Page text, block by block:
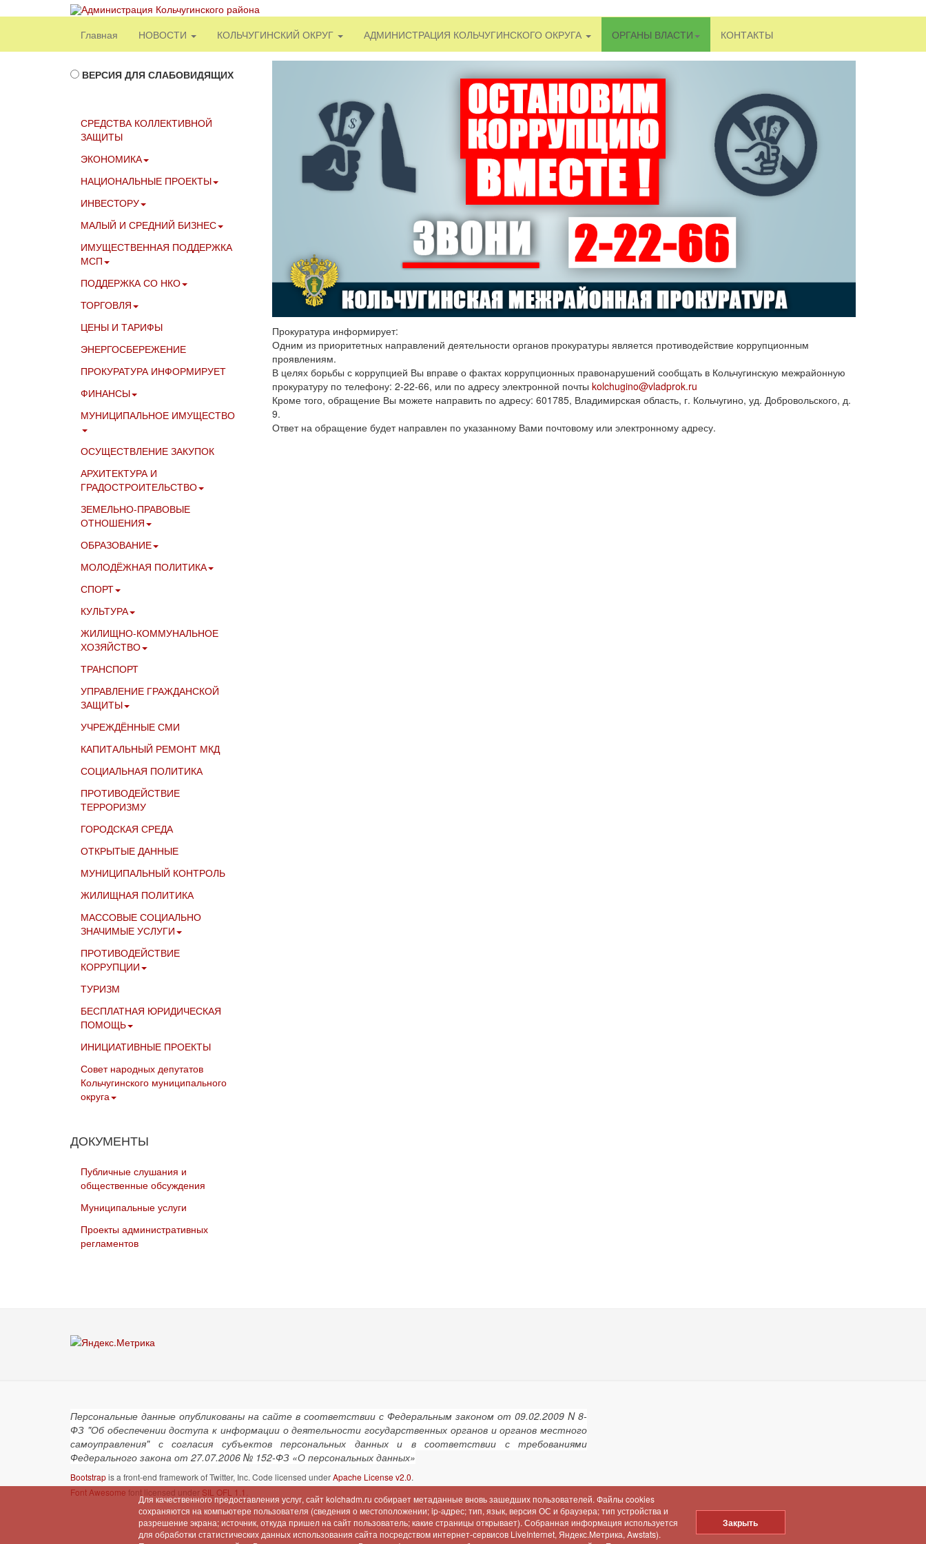
Главная НОВОСТИ КОЛЬЧУГИНСКИЙ ОКРУГ АДМИНИСТРАЦИЯ КОЛЬЧУГИНСКОГО ОКРУГА ОРГАНЫ ВЛАСТИ КОНТАКТЫ
Прокуратура информирует:
Одним из приоритетных направлений деятельности органов прокуратуры является противодействие коррупционным
проявлениям.
В целях борьбы с коррупцией Вы вправе о фактах коррупционных правонарушений сообщать в Кольчугинскую межрайонную
прокуратуру по телефону: 2-22-66, или по адресу электронной почты kolchugino@vladprok.ru
Кроме того, обращение Вы можете направить по адресу: 601785, Владимирская область, г. Кольчугино, уд. Добровольского, д.
9.
Ответ на обращение будет направлен по указанному Вами почтовому или электронному адресу.
ВЕРСИЯ ДЛЯ СЛАБОВИДЯЩИХ
СРЕДСТВА КОЛЛЕКТИВНОЙ
ЗАЩИТЫ
ЭКОНОМИКА
НАЦИОНАЛЬНЫЕ ПРОЕКТЫ
ИНВЕСТОРУ
МАЛЫЙ И СРЕДНИЙ БИЗНЕС
ИМУЩЕСТВЕННАЯ ПОДДЕРЖКА
МСП
ПОДДЕРЖКА СО НКО
ТОРГОВЛЯ
ЦЕНЫ И ТАРИФЫ
ЭНЕРГОСБЕРЕЖЕНИЕ
ПРОКУРАТУРА ИНФОРМИРУЕТ
ФИНАНСЫ
МУНИЦИПАЛЬНОЕ ИМУЩЕСТВО
ОСУЩЕСТВЛЕНИЕ ЗАКУПОК
АРХИТЕКТУРА И
ГРАДОСТРОИТЕЛЬСТВО
ЗЕМЕЛЬНО-ПРАВОВЫЕ
ОТНОШЕНИЯ
ОБРАЗОВАНИЕ
МОЛОДЁЖНАЯ ПОЛИТИКА
СПОРТ
КУЛЬТУРА
ЖИЛИЩНО-КОММУНАЛЬНОЕ
ХОЗЯЙСТВО
ТРАНСПОРТ
УПРАВЛЕНИЕ ГРАЖДАНСКОЙ
ЗАЩИТЫ
УЧРЕЖДЁННЫЕ СМИ
КАПИТАЛЬНЫЙ РЕМОНТ МКД
СОЦИАЛЬНАЯ ПОЛИТИКА
ПРОТИВОДЕЙСТВИЕ
ТЕРРОРИЗМУ
ГОРОДСКАЯ СРЕДА
ОТКРЫТЫЕ ДАННЫЕ
МУНИЦИПАЛЬНЫЙ КОНТРОЛЬ
ЖИЛИЩНАЯ ПОЛИТИКА
МАССОВЫЕ СОЦИАЛЬНО
ЗНАЧИМЫЕ УСЛУГИ
ПРОТИВОДЕЙСТВИЕ
КОРРУПЦИИ
ТУРИЗМ
БЕСПЛАТНАЯ ЮРИДИЧЕСКАЯ
ПОМОЩЬ
ИНИЦИАТИВНЫЕ ПРОЕКТЫ
Совет народных депутатов
Кольчугинского муниципального
округа
ДОКУМЕНТЫ
Публичные слушания и
общественные обсуждения
Муниципальные услуги
Проекты административных
регламентов
Персональные данные опубликованы на сайте в соответствии с Федеральным законом от 09.02.2009 N 8-
ФЗ "Об обеспечении доступа к информации о деятельности государственных органов и органов местного
самоуправления" с согласия субъектов персональных данных и в соответствии с требованиями
Федерального закона от 27.07.2006 № 152-ФЗ «О персональных данных»
Bootstrapis a front-end framework of Twitter, Inc. Code licensed underApache License v2.0.
Font Awesome font licensed under SIL OFL 1.1
Для качественного предоставления услуг, сайт kolchadm.ru собирает метаданные вновь зашедших пользователей. Файлы cookies
сохраняются на компьютере пользователя (сведения о местоположении; ip-адрес; тип, язык, версия ОС и браузера; тип устройства и
разрешение экрана; источник, откуда пришел на сайт пользователь; какие страницы открывает). Собранная информация используется
для обработки статистических данных использования сайта посредством интернет-сервисов LiveInternet, Яндекс.Метрика, Awstats).
Закрыть